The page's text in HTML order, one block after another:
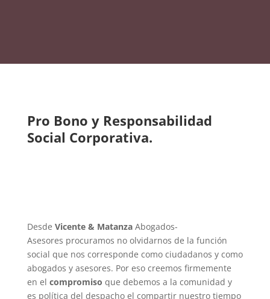
Pro Bono y Responsabilidad
Social Corporativa.
Desde Vicente & Matanza Abogados-
Asesores procuramos no olvidarnos de la función
social que nos corresponde como ciudadanos y como
abogados y asesores. Por eso creemos firmemente
en el compromiso que debemos a la comunidad y
es política del despacho el compartir nuestro tiempo